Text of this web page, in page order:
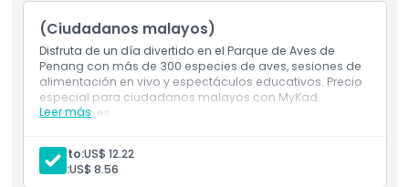
color y canto del Parque de Aves de Penang donde la
naturaleza toma vuelo!
Aspectos Destacados
Inclusiones
(Ciudadanos malayos)
Disfruta de un día divertido en el Parque de Aves de
Penang con más de 300 especies de aves, sesiones de
alimentación en vivo y espectáculos educativos. Precio
especial para ciudadanos malayos con MyKad.
Leer más
Inclusiones
alimentación y divertidos espectáculos educativos.
Tarifa especial de entrada para malayos con MyKad
válido.
Adulto:US$ 12.22
Niño:US$ 8.56